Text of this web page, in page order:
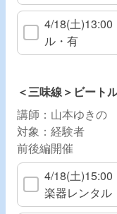
4/18(土
ル・有
＜三味線＞ビート
講師：山本ゆきの
対象：経験者
前後編開催
4/18(土
楽器レンタル